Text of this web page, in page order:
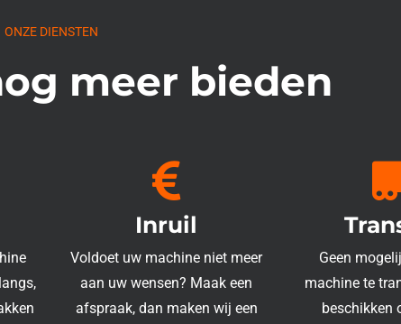
ONZE DIENSTEN
meer bieden
Inruil
Voldoet uw machine niet meer
aan uw wensen? Maak een
afspraak, dan maken wij een
Geen
machine te
beschikken